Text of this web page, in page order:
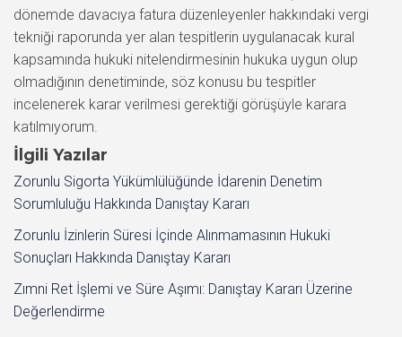
İlgili Yazılar
Zorunlu Sigorta Yükümlülüğünde İdarenin Denetim
Sorumluluğu Hakkında Danıştay Kararı
Zorunlu İzinlerin Süresi İçinde Alınmamasının Hukuki
Sonuçları Hakkında Danıştay Kararı
Zımni Ret İşlemi ve Süre Aşımı: Danıştay Kararı Üzerine
Değerlendirme